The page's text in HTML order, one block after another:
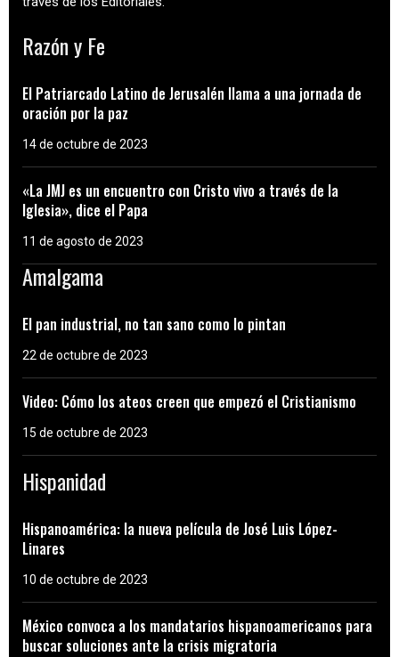
Razón y Fe
El Patriarcado Latino de Jerusalén llama a una jornada de
oración por la paz
14 de octubre de 2023
«La JMJ es un encuentro con Cristo vivo a través de la
Iglesia», dice el Papa
11 de agosto de 2023
Amalgama
El pan industrial, no tan sano como lo pintan
22 de octubre de 2023
Video: Cómo los ateos creen que empezó el Cristianismo
15 de octubre de 2023
Hispanidad
Hispanoamérica: la nueva película de José Luis López-
Linares
10 de octubre de 2023
México convoca a los mandatarios hispanoamericanos para
buscar soluciones ante la crisis migratoria